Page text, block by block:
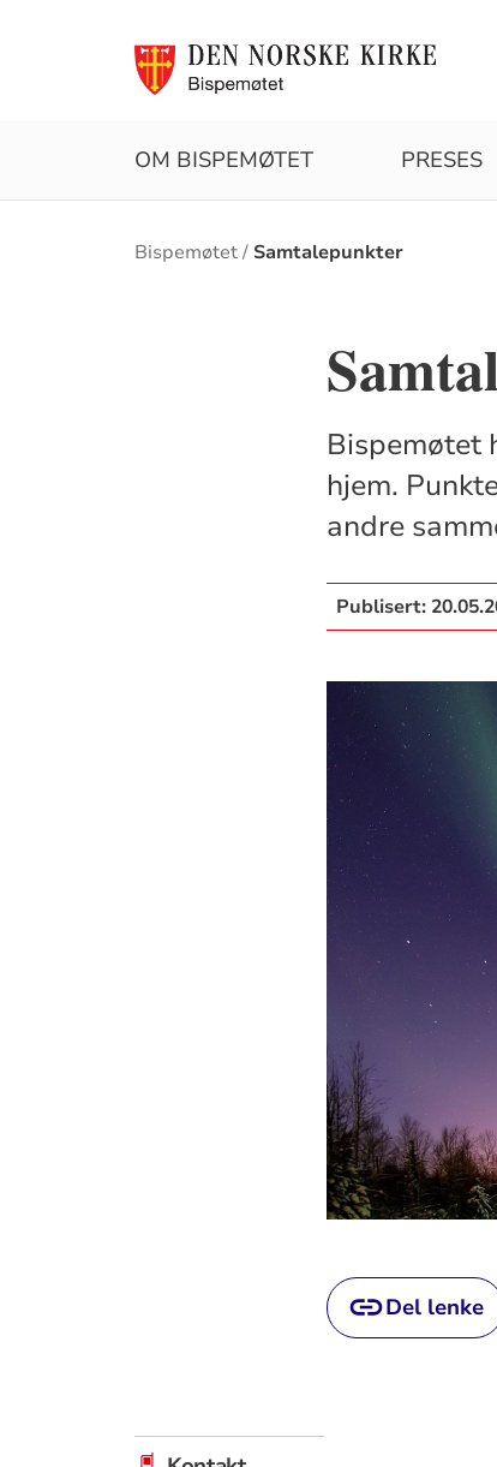
OM BISPEMØTET PRESES
Brødsmulesti
Bispemøtet Samtalepunkter
Bispemøtet
hjem.
andre
Publisert:
Del lenke